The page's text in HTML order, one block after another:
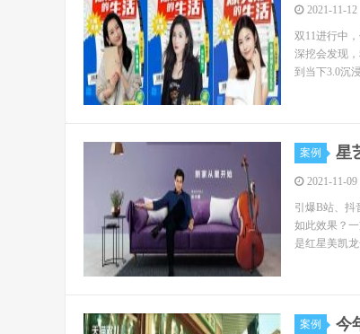
2021-11-12
双11进行中
深挖会发现
到当下3.0沉
案例 星
2021-11-09
引爆B站、
如此效果？
是红星美凯
案例 今